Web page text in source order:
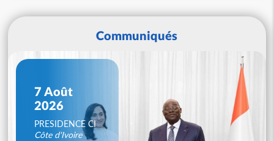
Communiqués
7 Août
2026
PRESIDENCE CI
Côte d'Ivoire